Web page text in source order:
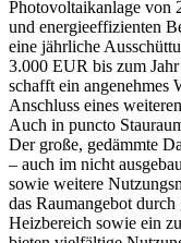
Photovoltaikanlage von
und energieeffizienten
eine jährliche
3.000 EUR bis zum
schafft ein angenehmes
Anschluss eines
Auch in puncto
Der große, gedämmte
– auch im nicht
sowie weitere
das Raumangebot
Heizbereich sowie ein